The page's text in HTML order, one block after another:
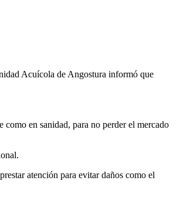
Acuícola de Angostura informó que
en sanidad, para no perder el mercado
atención para evitar daños como el